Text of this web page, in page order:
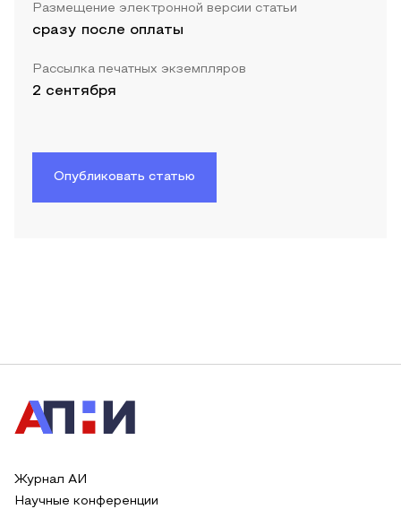
Размещение электронной версии статьи
сразу после оплаты
Рассылка печатных экземпляров
2 сентября
Опубликовать статью
Журнал АИ
Научные конференции